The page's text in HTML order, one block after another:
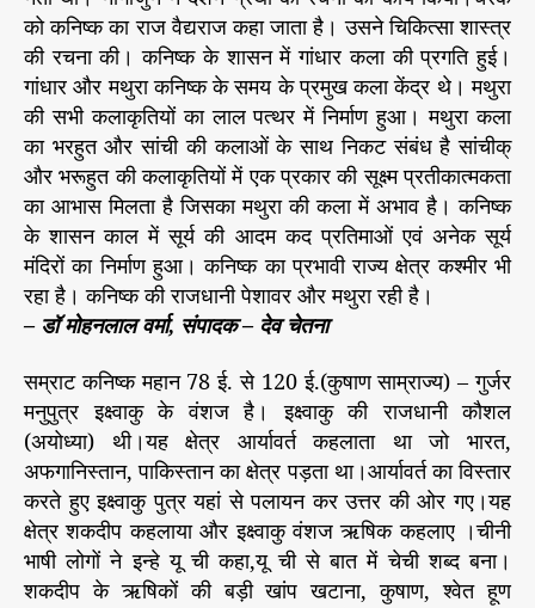
को कनिष्क का राज वैद्यराज कहा जाता है। उसने चिकित्सा शास्त्र
की रचना की। कनिष्क के शासन में गांधार कला की प्रगति हुई।
गांधार और मथुरा कनिष्क के समय के प्रमुख कला केंद्र थे। मथुरा
की सभी कलाकृतियों का लाल पत्थर में निर्माण हुआ। मथुरा कला
का भरहुत और सांची की कलाओं के साथ निकट संबंध है सांचीक्
और भरूहुत की कलाकृतियों में एक प्रकार की सूक्ष्म प्रतीकात्मकता
का आभास मिलता है जिसका मथुरा की कला में अभाव है। कनिष्क
के शासन काल में सूर्य की आदम कद प्रतिमाओं एवं अनेक सूर्य
मंदिरों का निर्माण हुआ। कनिष्क का प्रभावी राज्य क्षेत्र कश्मीर भी
रहा है। कनिष्क की राजधानी पेशावर और मथुरा रही है।
– डॉ मोहनलाल वर्मा, संपादक – देव चेतना
सम्राट कनिष्क महान 78 ई. से 120 ई.(कुषाण साम्राज्य) – गुर्जर
मनुपुत्र इक्ष्वाकु के वंशज है। इक्ष्वाकु की राजधानी कौशल
(अयोध्या) थी।यह क्षेत्र आर्यावर्त कहलाता था जो भारत,
अफगानिस्तान, पाकिस्तान का क्षेत्र पड़ता था।आर्यावर्त का विस्तार
करते हुए इक्ष्वाकु पुत्र यहां से पलायन कर उत्तर की ओर गए।यह
क्षेत्र शकदीप कहलाया और इक्ष्वाकु वंशज ऋषिक कहलाए ।चीनी
भाषी लोगों ने इन्हे यू ची कहा,यू ची से बात में चेची शब्द बना।
शकदीप के ऋषिकों की बड़ी खांप खटाना, कुषाण, श्वेत हूण